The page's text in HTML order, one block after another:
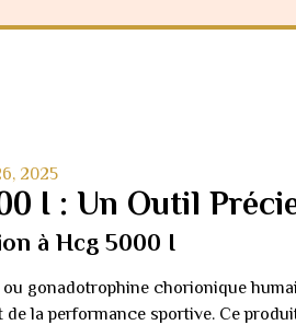
2025
I : Un Outil
à Hcg 5000 I
ou gonadotrophine chorionique
la performance sportive. Ce